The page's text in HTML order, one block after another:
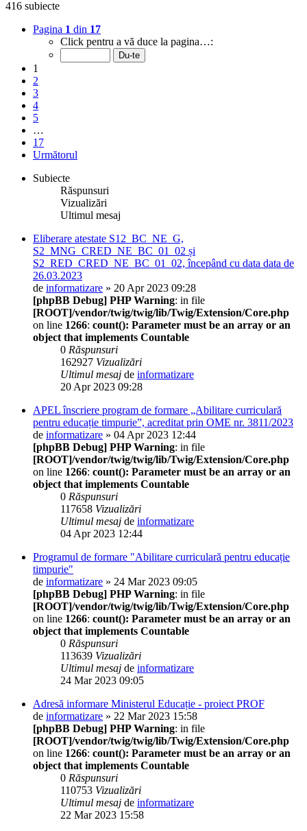
416 subiecte
Pagina 1 din 17
Click pentru a vă duce la pagina…:
1
2
3
4
5
…
17
Următorul
Subiecte
Răspunsuri
Vizualizări
Ultimul mesaj
Eliberare atestate S12_BC_NE_G,
S2_MNG_CRED_NE_BC_01_02 și
S2_RED_CRED_NE_BC_01_02, începând cu data data de
26.03.2023
de informatizare » 20 Apr 2023 09:28
[phpBB Debug] PHP Warning: in file
[ROOT]/vendor/twig/twig/lib/Twig/Extension/Core.php
on line 1266: count(): Parameter must be an array or an
object that implements Countable
0 Răspunsuri
162927 Vizualizări
Ultimul mesaj de informatizare
20 Apr 2023 09:28
APEL înscriere program de formare „Abilitare curriculară
pentru educație timpurie”, acreditat prin OME nr. 3811/2023
de informatizare » 04 Apr 2023 12:44
[phpBB Debug] PHP Warning: in file
[ROOT]/vendor/twig/twig/lib/Twig/Extension/Core.php
on line 1266: count(): Parameter must be an array or an
object that implements Countable
0 Răspunsuri
117658 Vizualizări
Ultimul mesaj de informatizare
04 Apr 2023 12:44
Programul de formare "Abilitare curriculară pentru educație
timpurie"
de informatizare » 24 Mar 2023 09:05
[phpBB Debug] PHP Warning: in file
[ROOT]/vendor/twig/twig/lib/Twig/Extension/Core.php
on line 1266: count(): Parameter must be an array or an
object that implements Countable
0 Răspunsuri
113639 Vizualizări
Ultimul mesaj de informatizare
24 Mar 2023 09:05
Adresă informare Ministerul Educație - proiect PROF
de informatizare » 22 Mar 2023 15:58
[phpBB Debug] PHP Warning: in file
[ROOT]/vendor/twig/twig/lib/Twig/Extension/Core.php
on line 1266: count(): Parameter must be an array or an
object that implements Countable
0 Răspunsuri
110753 Vizualizări
Ultimul mesaj de informatizare
22 Mar 2023 15:58